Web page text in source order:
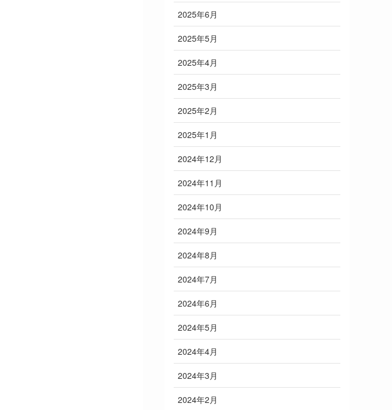
2025年6月
2025年5月
2025年4月
2025年3月
2025年2月
2025年1月
2024年12月
2024年11月
2024年10月
2024年9月
2024年8月
2024年7月
2024年6月
2024年5月
2024年4月
2024年3月
2024年2月